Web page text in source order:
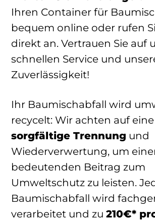
Ihren Container für
bequem online oder rufen
direkt an. Vertrauen Sie auf
schnellen Service und
Zuverlässigkeit!
Ihr Baumischabfall wird
recycelt: Wir achten auf eine
sorgfältige Trennung und
Wiederverwertung, um
bedeutenden Beitrag zum
Umweltschutz zu leisten.
Baumischabfall wird
verarbeitet und zu 210€*